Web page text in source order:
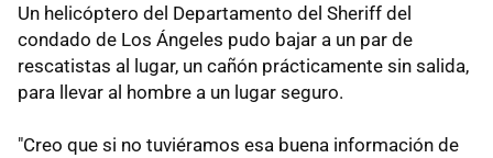
Un helicóptero del Departamento del Sheriff del
condado de Los Ángeles pudo bajar a un par de
rescatistas al lugar, un cañón prácticamente sin salida,
para llevar al hombre a un lugar seguro.
"Creo que si no tuviéramos esa buena información de